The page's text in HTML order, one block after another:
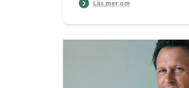
Läs mer om